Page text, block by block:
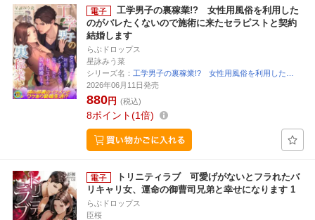
工学男子の裏稼業!? 女性用風俗を利用した
のがバレたくないので施術に来たセラピストと契約
結婚します
らぶドロップス
星詠みう菜
シリーズ名： 工学男子の裏稼業!? 女性用風俗を利用した…
2026年06月11日発売
880円 (税込)
8ポイント 1倍
トリニティラブ 可愛げがないとフラれたバ
リキャリ女、運命の御曹司兄弟と幸せになります 1
らぶドロップス
臣桜